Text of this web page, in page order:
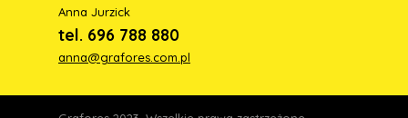
Anna Jurzick
tel. 696 788 880
anna@grafores.com.pl